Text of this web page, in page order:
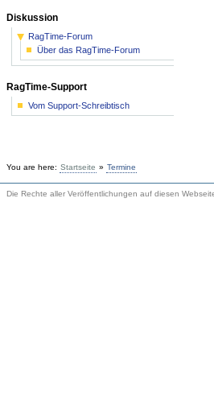
Diskussion
RagTime-Forum
Über das RagTime-Forum
RagTime-Support
Vom Support-Schreibtisch
You are here: Startseite » Termine
Die Rechte aller Veröffentlichungen auf diesen